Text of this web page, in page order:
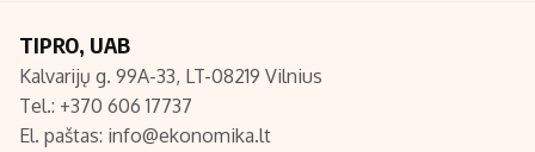
TIPRO, UAB
Kalvarijų g. 99A-33, LT-08219 Vilnius
Tel.: +370 606 17737
El. paštas: info@ekonomika.lt